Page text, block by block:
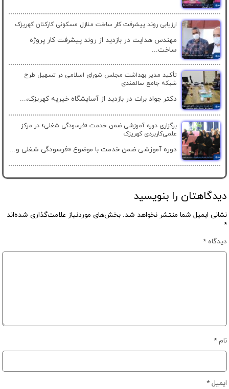
ارزیابی روند پیشرفت کار ساخت منازل مسکونی کارکنان کهریزک
مهندس هدایت در بازدید از روند پیشرفت کار پروژه
ساخت...
تأکید مدیر بهداشت مجلس شورای اسلامی در تسهیل طرح
شبکه جامع سالمندی
دکتر جواد برات در بازدید از آسایشگاه خیریه کهریزک،...
برگزاری دوره آموزشی ضمن خدمت «فرسودگی شغلی» در مرکز
علمی‌کاربردی کهریزک
دوره آموزشی ضمن خدمت با موضوع «فرسودگی شغلی و...
دیدگاهتان را بنویسید
نشانی ایمیل شما منتشر نخواهد شد. بخش‌های موردنیاز علامت‌گذاری شده‌اند
*
دیدگاه*
نام*
ایمیل*